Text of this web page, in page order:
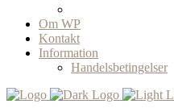
Om WP
Kontakt
Information
Handelsbetingelser